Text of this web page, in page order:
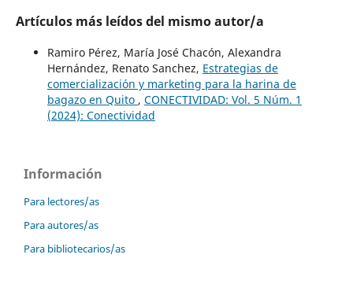
Artículos más leídos del mismo autor/a
Ramiro Pérez, María José Chacón, Alexandra
Hernández, Renato Sanchez, Estrategias de
comercialización y marketing para la harina de
bagazo en Quito , CONECTIVIDAD: Vol. 5 Núm. 1
(2024): Conectividad
Información
Para lectores/as
Para autores/as
Para bibliotecarios/as